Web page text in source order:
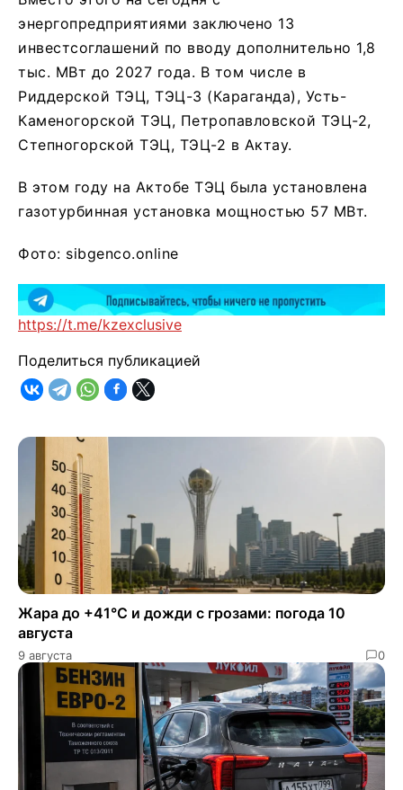
энергопредприятиями заключено 13
инвестсоглашений по вводу дополнительно 1,8
тыс. МВт до 2027 года. В том числе в
Риддерской ТЭЦ, ТЭЦ-3 (Караганда), Усть-
Каменогорской ТЭЦ, Петропавловской ТЭЦ-2,
Степногорской ТЭЦ, ТЭЦ-2 в Актау.
В этом году на Актобе ТЭЦ была установлена
газотурбинная установка мощностью 57 МВт.
Фото: sibgenco.online
https://t.me/kzexclusive
Поделиться публикацией
Жара до +41°C и дожди с грозами: погода 10
августа
9 августа 0